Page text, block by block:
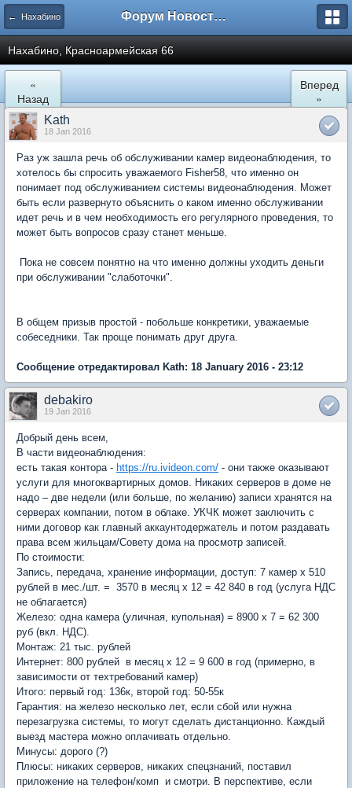
← Нахабино Форум Новостройки
Нахабино, Красноармейская 66
«
Назад
Вперед
»
Kath
18 Jan 2016
Раз уж зашла речь об обслуживании камер видеонаблюдения, то
хотелось бы спросить уважаемого Fisher58, что именно он
понимает под обслуживанием системы видеонаблюдения. Может
быть если развернуто объяснить о каком именно обслуживании
идет речь и в чем необходимость его регулярного проведения, то
может быть вопросов сразу станет меньше.
Пока не совсем понятно на что именно должны уходить деньги
при обслуживании "слаботочки".
В общем призыв простой - побольше конкретики, уважаемые
собеседники. Так проще понимать друг друга.
Сообщение отредактировал Kath: 18 January 2016 - 23:12
debakiro
19 Jan 2016
Добрый день всем,
В части видеонаблюдения:
есть такая контора - https://ru.ivideon.com/ - они также оказывают
услуги для многоквартирных домов. Никаких серверов в доме не
надо – две недели (или больше, по желанию) записи хранятся на
серверах компании, потом в облаке. УКЧК может заключить с
ними договор как главный аккаунтодержатель и потом раздавать
права всем жильцам/Совету дома на просмотр записей.
По стоимости:
Запись, передача, хранение информации, доступ: 7 камер x 510
рублей в мес./шт. = 3570 в месяц x 12 = 42 840 в год (услуга НДС
не облагается)
Железо: одна камера (уличная, купольная) = 8900 x 7 = 62 300
руб (вкл. НДС).
Монтаж: 21 тыс. рублей
Интернет: 800 рублей в месяц x 12 = 9 600 в год (примерно, в
зависимости от техтребований камер)
Итого: первый год: 136к, второй год: 50-55к
Гарантия: на железо несколько лет, если сбой или нужна
перезагрузка системы, то могут сделать дистанционно. Каждый
выезд мастера можно оплачивать отдельно.
Минусы: дорого (?)
Плюсы: никаких серверов, никаких спецзнаний, поставил
приложение на телефон/комп и смотри. В перспективе, если